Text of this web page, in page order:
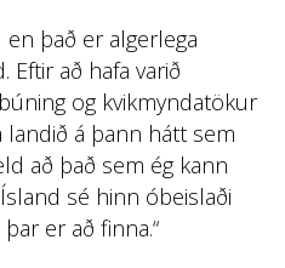
það er algerlega
Eftir að hafa varið
og kvikmyndatökur
á þann hátt sem
að það sem ég kann
sé hinn óbeislaði
er að finna.“